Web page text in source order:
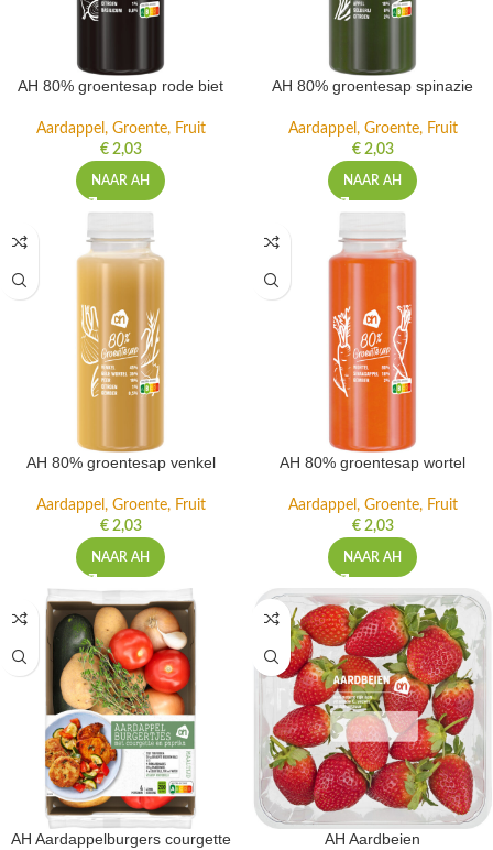
AH 80% groentesap rode biet
Aardappel, Groente, Fruit
€2,03
NAAR AH
AH 80% groentesap spinazie
Aardappel, Groente, Fruit
€2,03
NAAR AH
AH 80% groentesap venkel
Aardappel, Groente, Fruit
€2,03
NAAR AH
AH 80% groentesap wortel
Aardappel, Groente, Fruit
€2,03
NAAR AH
AH Aardappelburgers courgette
AH Aardbeien